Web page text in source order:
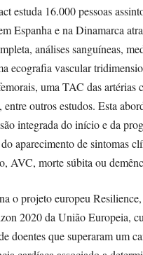
estuda 16.000 pessoas
Espanha e na Dinamarca
análises sanguíneas,
ecografia vascular
uma TAC das artérias
entre outros estudos. Esta
integrada do início e da
aparecimento de sintomas
AVC, morte súbita ou
o projeto europeu
2020 da União Europeia,
doentes que superaram um